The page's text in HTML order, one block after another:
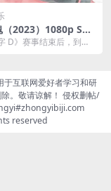
2023）1080p S01
内封简繁夸克网盘
D》赛事结束后，到了
于互联网爱好者学习和研
。敬请谅解！ 侵权删帖/
reserved